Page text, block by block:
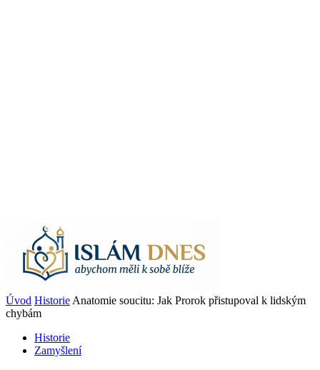
Úvod Historie Anatomie soucitu: Jak Prorok přistupoval k lidským
chybám
Historie
Zamyšlení